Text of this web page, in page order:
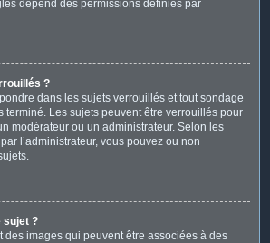
dépend des permissions définies par
?
dans les sujets verrouillés et tout sondage
terminé. Les sujets peuvent être verrouillés pour
modérateur ou un administrateur. Selon les
l’administrateur, vous pouvez ou non
sujet ?
des images qui peuvent être associées à des